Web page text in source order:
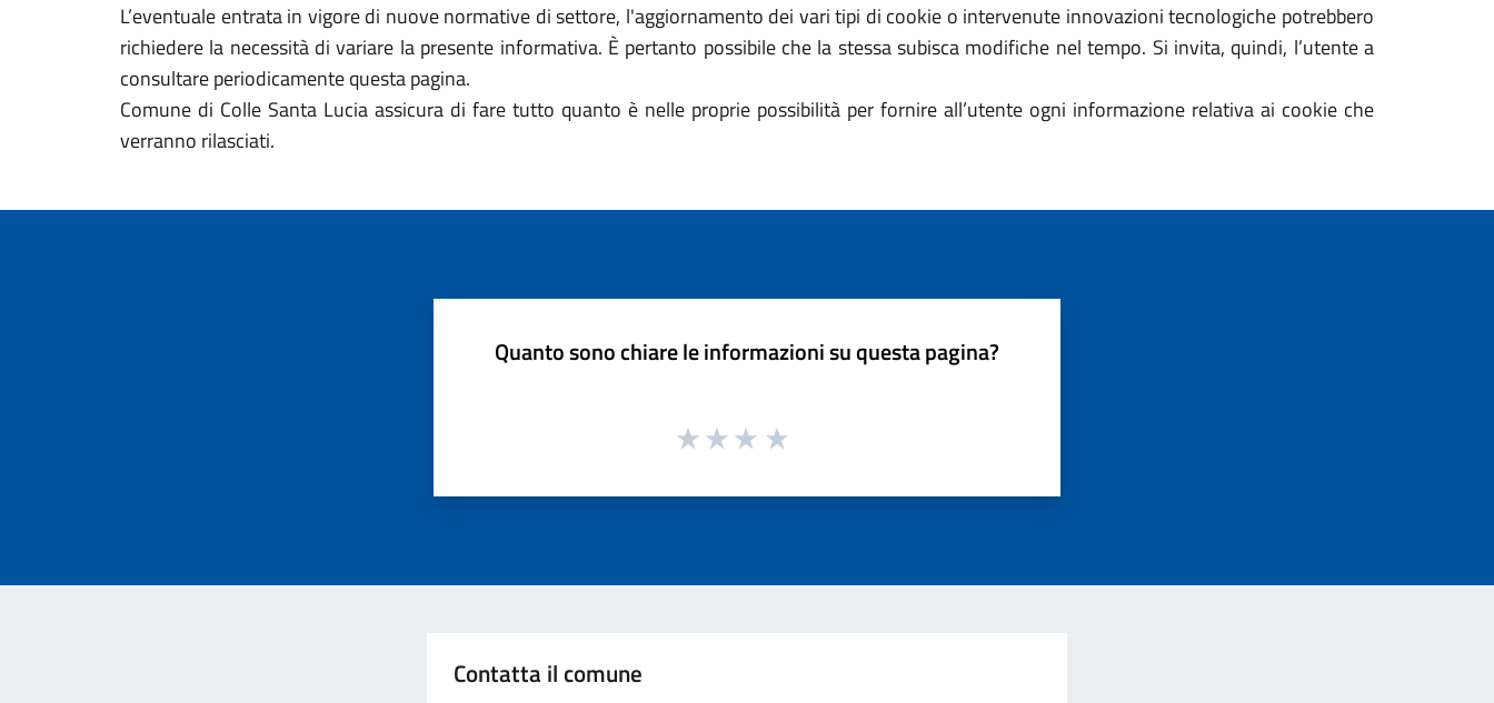
L’eventuale entrata in vigore di nuove normative di settore, l'aggiornamento dei vari tipi di cookie o intervenute innovazioni tecnologiche potrebbero
richiedere la necessità di variare la presente informativa. È pertanto possibile che la stessa subisca modifiche nel tempo. Si invita, quindi, l’utente a
consultare periodicamente questa pagina.
Comune di Colle Santa Lucia assicura di fare tutto quanto è nelle proprie possibilità per fornire all’utente ogni informazione relativa ai cookie che
verranno rilasciati.
Quanto sono chiare le informazioni su questa pagina?
Contatta il comune